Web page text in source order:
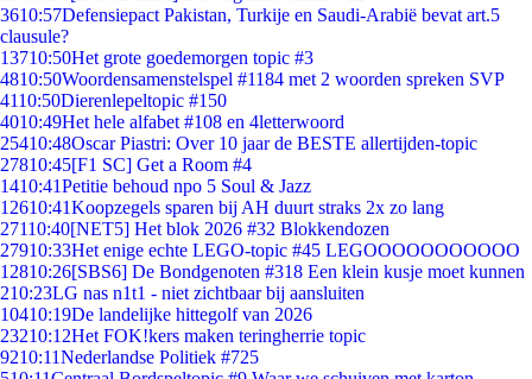
3610:57Defensiepact Pakistan, Turkije en Saudi-Arabië bevat art.5
clausule?
13710:50Het grote goedemorgen topic #3
4810:50Woordensamenstelspel #1184 met 2 woorden spreken SVP
4110:50Dierenlepeltopic #150
4010:49Het hele alfabet #108 en 4letterwoord
25410:48Oscar Piastri: Over 10 jaar de BESTE allertijden-topic
27810:45[F1 SC] Get a Room #4
1410:41Petitie behoud npo 5 Soul & Jazz
12610:41Koopzegels sparen bij AH duurt straks 2x zo lang
27110:40[NET5] Het blok 2026 #32 Blokkendozen
27910:33Het enige echte LEGO-topic #45 LEGOOOOOOOOOOO
12810:26[SBS6] De Bondgenoten #318 Een klein kusje moet kunnen
210:23LG nas n1t1 - niet zichtbaar bij aansluiten
10410:19De landelijke hittegolf van 2026
23210:12Het FOK!kers maken teringherrie topic
9210:11Nederlandse Politiek #725